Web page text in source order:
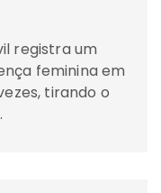
registra um
feminina em
tirando o